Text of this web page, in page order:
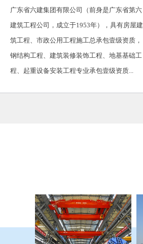
广东省六建集团有限公司（前身是广东省第六
建筑工程公司，成立于1953年），具有房屋建
筑工程、市政公用工程施工总承包壹级资质，
钢结构工程、建筑装修装饰工程、地基基础工
程、起重设备安装工程专业承包壹级资质...